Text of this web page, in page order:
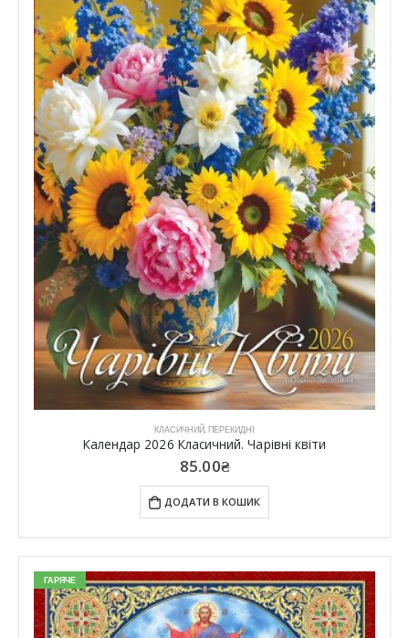
КЛАСИЧНИЙ,ПЕРЕКИДНІ
Календар 2026 Класичний. Чарівні квіти
85.00₴
ДОДАТИ В КОШИК
ГАРЯЧЕ